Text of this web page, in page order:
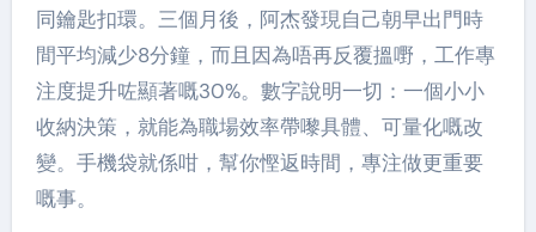
同鑰匙扣環。三個月後，阿杰發現自己朝早出門時
間平均減少8分鐘，而且因為唔再反覆搵嘢，工作專
注度提升咗顯著嘅30%。數字說明一切：一個小小
收納決策，就能為職場效率帶嚟具體、可量化嘅改
變。手機袋就係咁，幫你慳返時間，專注做更重要
嘅事。